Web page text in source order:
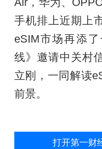
手机排上近期上
eSIM市场再添
线》邀请中关村
立刚，一同解读
前景。
打开第一财